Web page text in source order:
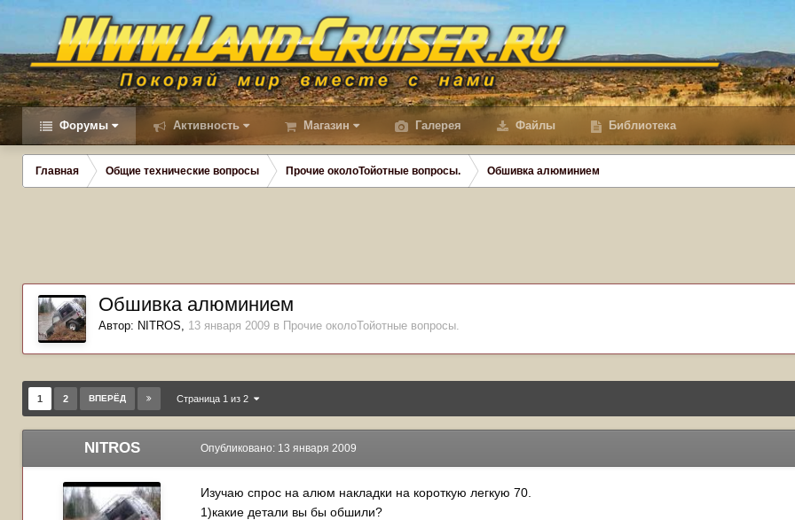
Форумы Активность Магазин Галерея Файлы Библиотека
Главная Общие технические вопросы Прочие околоТойотные вопросы. Обшивка алюминием
Обшивка алюминием
Автор: NITROS, 13 января 2009 в Прочие околоТойотные вопросы.
1 2 ВПЕРЁД Страница 1 из 2
NITROS Опубликовано: 13 января 2009
Изучаю спрос на алюм накладки на короткую легкую 70.
1)какие детали вы бы обшили?